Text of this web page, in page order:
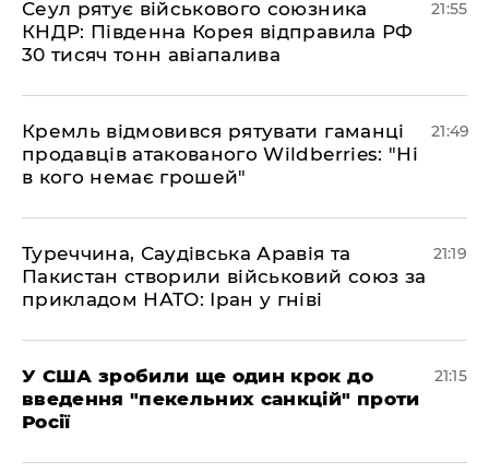
​Сеул рятує військового союзника
КНДР: Південна Корея відправила РФ
30 тисяч тонн авіапалива
21:55
​Кремль відмовився рятувати гаманці
продавців атакованого Wildberries: "Ні
в кого немає грошей"
21:49
​Туреччина, Саудівська Аравія та
Пакистан створили військовий союз за
прикладом НАТО: Іран у гніві
21:19
​У США зробили ще один крок до
введення "пекельних санкцій" проти
Росії
21:15